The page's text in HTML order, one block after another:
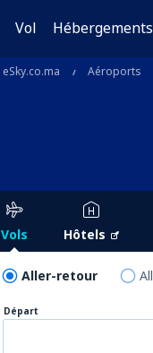
Vol Hébergements
eSky.co.ma Aéroports
Vols Hôtels
Aller-retour
Départ